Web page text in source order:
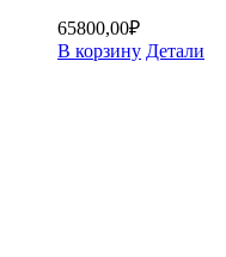
65800,00₽
В корзину Детали